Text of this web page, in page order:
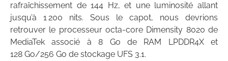
rafraîchissement de 144 Hz, et une luminosité allant
jusqu’à 1 200 nits. Sous le capot, nous devrions
retrouver le processeur octa-core Dimensity 8020 de
MediaTek associé à 8 Go de RAM LPDDR4X et
128 Go/256 Go de stockage UFS 3.1.